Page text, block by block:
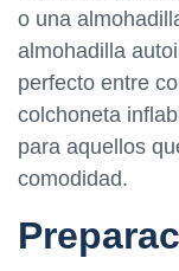
o una
almohadilla
perfecto entre
colchoneta
para aquellos
comodidad.